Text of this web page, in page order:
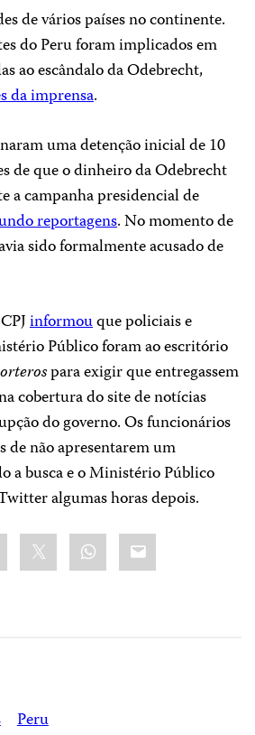
de vários países no continente.
do Peru foram implicados em
ao escândalo da Odebrecht,
da imprensa.
uma detenção inicial de 10
de que o dinheiro da Odebrecht
a campanha presidencial de
reportagens. No momento de
sido formalmente acusado de
informouque policiais e
Público foram ao escritório
para exigir que entregassem
cobertura do site de notícias
do governo. Os funcionários
de não apresentarem um
a busca e o Ministério Público
algumas horas depois.
WhatsApp
Email
Peru